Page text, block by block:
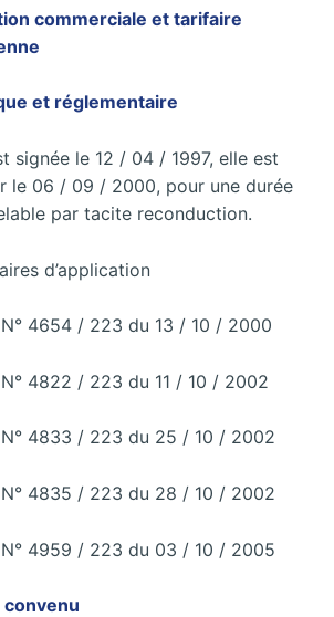
commerciale et tarifaire
et réglementaire
signée le 12 / 04 / 1997, elle est
le 06 / 09 / 2000, pour une durée
par tacite reconduction.
d’application
/ 223 du 13 / 10 / 2000
/ 223 du 11 / 10 / 2002
/ 223 du 25 / 10 / 2002
/ 223 du 28 / 10 / 2002
/ 223 du 03 / 10 / 2005